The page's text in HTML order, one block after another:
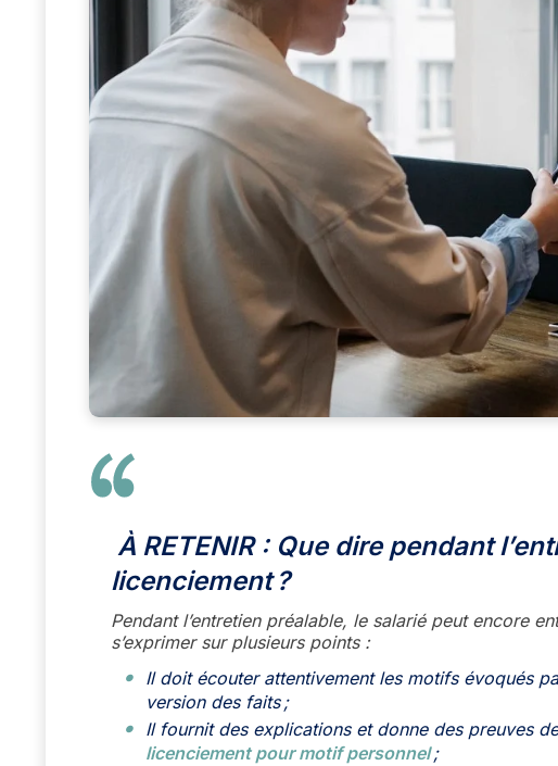
À RETENIR : Que dire pendant
licenciement ?
Pendant l’entretien préalable, le salarié peut encore
s’exprimer sur plusieurs points :
Il doit écouter attentivement les motifs évoqués
version des faits ;
Il fournit des explications et donne des preuves
licenciement pour motif personnel;